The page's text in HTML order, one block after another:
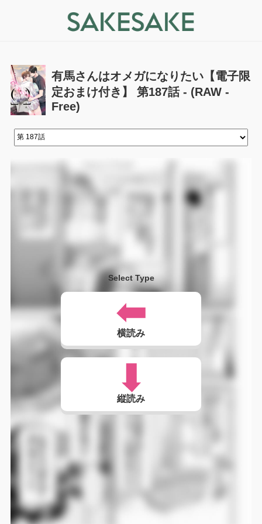
有馬さんはオメガになりたい【電子限
定おまけ付き】 第187話 - (RAW -
Free)
Select Type
横読み
縦読み